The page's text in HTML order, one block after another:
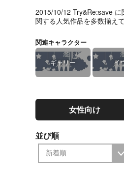
2015/10/12 Try&Re:save に
関する人気作品を多数揃え
関連キャラクター
ギャリー イ
女性向け
並び順